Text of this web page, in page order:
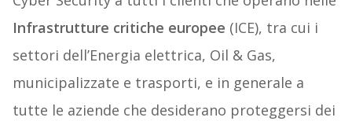
Infrastrutture critiche europee (ICE), tra cui i
settori dell’Energia elettrica, Oil & Gas,
municipalizzate e trasporti, e in generale a
tutte le aziende che desiderano proteggersi dei